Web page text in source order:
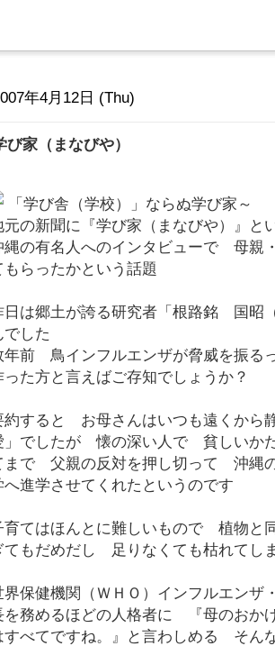
年4月12日 (Thu)
び家（まなびや）
「学び舎（学校）」ならぬ学び家～
元の新聞に『学び家（まなびや）』と
縄の有名人へのインタビューで 母親
もらったかという話題
日は郷土が誇る研究者「根路銘 国昭
でした
年前 鳥インフルエンザが脅威を振る
った方と言えばご存知でしょうか？
約すると お母さんはいつも遠くから
」でしたが 懐の深い人で 貧しいか
まで 父親の反対を押し切って 沖縄
へ進学させてくれたというのです
育てはほんとに難しいもので 植物と
てもだめだし 足りなくても枯れてし
界保健機関（ＷＨＯ）インフルエンザ
を務めるほどの人格者に 『母のおか
すべてですね。』と言わしめる そん